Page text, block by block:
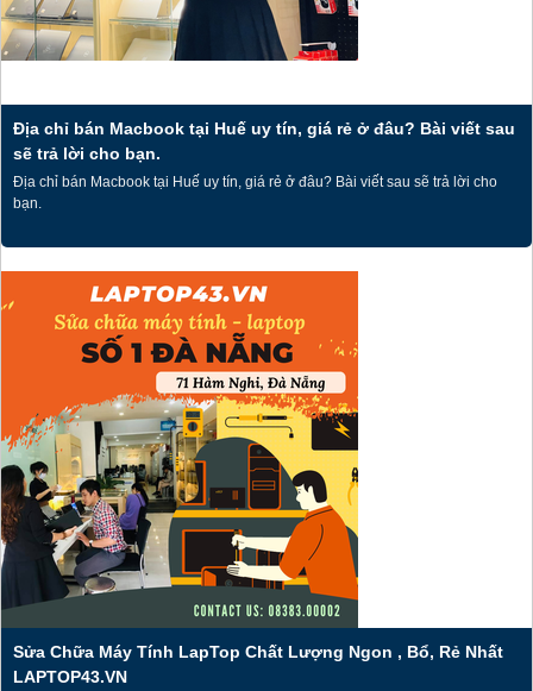
Địa chỉ bán Macbook tại Huế uy tín, giá rẻ ở đâu? Bài viết sau
sẽ trả lời cho bạn.
Địa chỉ bán Macbook tại Huế uy tín, giá rẻ ở đâu? Bài viết sau sẽ trả lời cho
bạn.
Sửa Chữa Máy Tính LapTop Chất Lượng Ngon , Bổ, Rẻ Nhất
LAPTOP43.VN